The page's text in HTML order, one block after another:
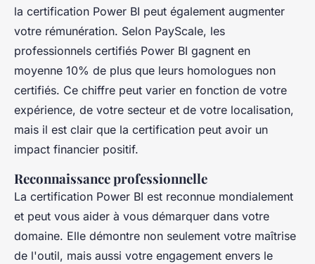
la certification Power BI peut également augmenter
votre rémunération. Selon PayScale, les
professionnels certifiés Power BI gagnent en
moyenne 10% de plus que leurs homologues non
certifiés. Ce chiffre peut varier en fonction de votre
expérience, de votre secteur et de votre localisation,
mais il est clair que la certification peut avoir un
impact financier positif.
Reconnaissance professionnelle
La certification Power BI est reconnue mondialement
et peut vous aider à vous démarquer dans votre
domaine. Elle démontre non seulement votre maîtrise
de l'outil, mais aussi votre engagement envers le